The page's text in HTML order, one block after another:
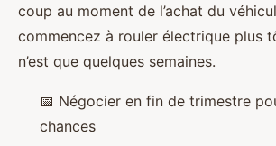
coup au moment de l’achat du
commencez à rouler électrique plus
n’est que quelques semaines.
📅 Négocier en fin de trimestre
chances